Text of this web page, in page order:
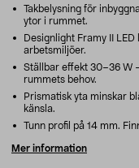
Takbelysning för
ytor i rummet.
Designlight Framy II
arbetsmiljöer.
Ställbar effekt 30–36 W
rummets behov.
Prismatisk yta minskar
känsla.
Tunn profil på 14 mm.
Mer information